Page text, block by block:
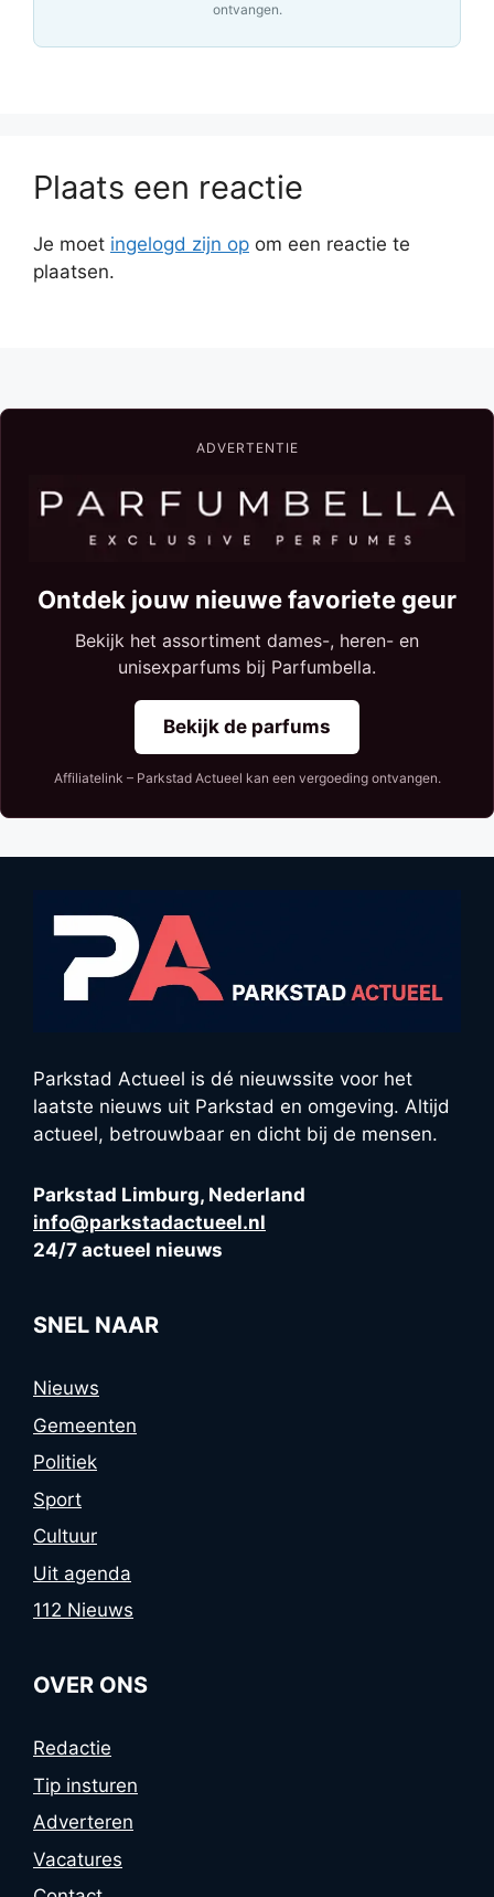
ontvangen.
Plaats een reactie
Je moet ingelogd zijn op om een reactie te
plaatsen.
ADVERTENTIE
Ontdek jouw nieuwe favoriete geur
Bekijk het assortiment dames-, heren- en
unisexparfums bij Parfumbella.
Bekijk de parfums
Affiliatelink – Parkstad Actueel kan een vergoeding ontvangen.
Parkstad Actueel is dé nieuwssite voor het
laatste nieuws uit Parkstad en omgeving. Altijd
actueel, betrouwbaar en dicht bij de mensen.
Parkstad Limburg, Nederland
info@parkstadactueel.nl
24/7 actueel nieuws
SNEL NAAR
Nieuws
Gemeenten
Politiek
Sport
Cultuur
Uit agenda
112 Nieuws
OVER ONS
Redactie
Tip insturen
Adverteren
Vacatures